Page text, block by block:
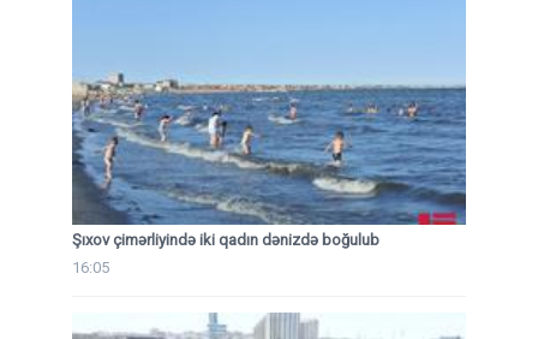
Şıxov çimərliyində iki qadın dənizdə boğulub
16:05